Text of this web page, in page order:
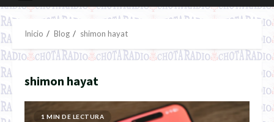
principal
Inicio Blog shimon hayat
shimon hayat
1 MIN DE LECTURA